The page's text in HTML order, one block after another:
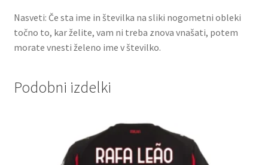
Nasveti: Če sta ime in številka na sliki nogometni obleki
točno to, kar želite, vam ni treba znova vnašati, potem
morate vnesti želeno ime v številko.
Podobni izdelki